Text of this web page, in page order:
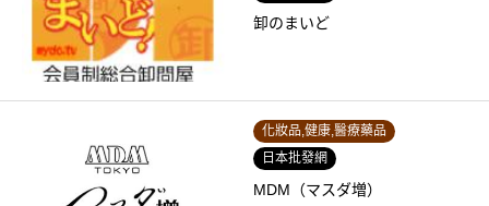
卸のまいど
化妝品,健康,醫療藥品
日本批發網
MDM（マスダ増）